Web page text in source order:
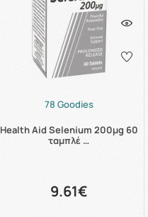
78 Goodies
Health Aid Selenium 200μg 60
ταμπλέ …
9.61€